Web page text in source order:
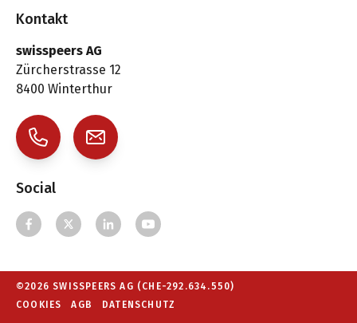
Kontakt
swisspeers AG
Zürcherstrasse 12
8400 Winterthur
Social
©2026 SWISSPEERS AG (CHE-292.634.550)
COOKIES
AGB DATENSCHUTZ